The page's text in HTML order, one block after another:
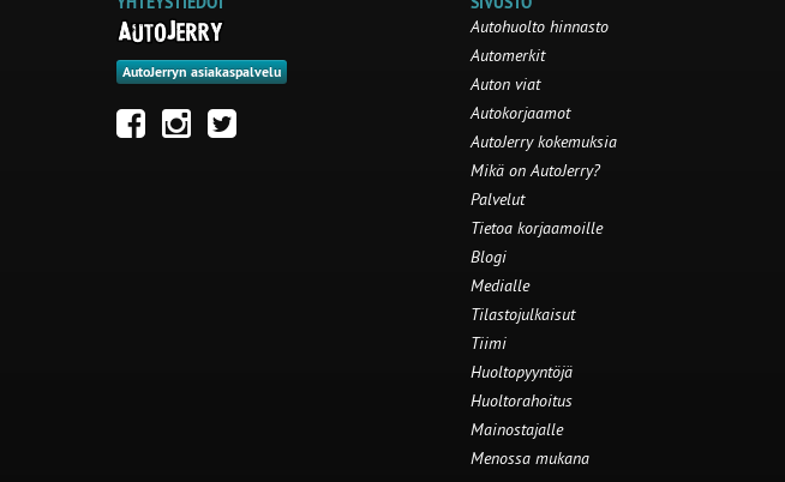
AutoJerryn asiakaspalvelu
Autohuolto hinnasto
Automerkit
Auton viat
Autokorjaamot
AutoJerry kokemuksia
Mikä on AutoJerry?
Palvelut
Tietoa korjaamoille
Blogi
Medialle
Tilastojulkaisut
Tiimi
Huoltopyyntöjä
Huoltorahoitus
Mainostajalle
Menossa mukana